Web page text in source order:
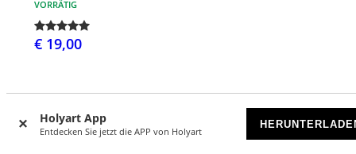
Holyart App
Entdecken Sie jetzt die APP von Holyart
VORRÄTIG
€ 19,00